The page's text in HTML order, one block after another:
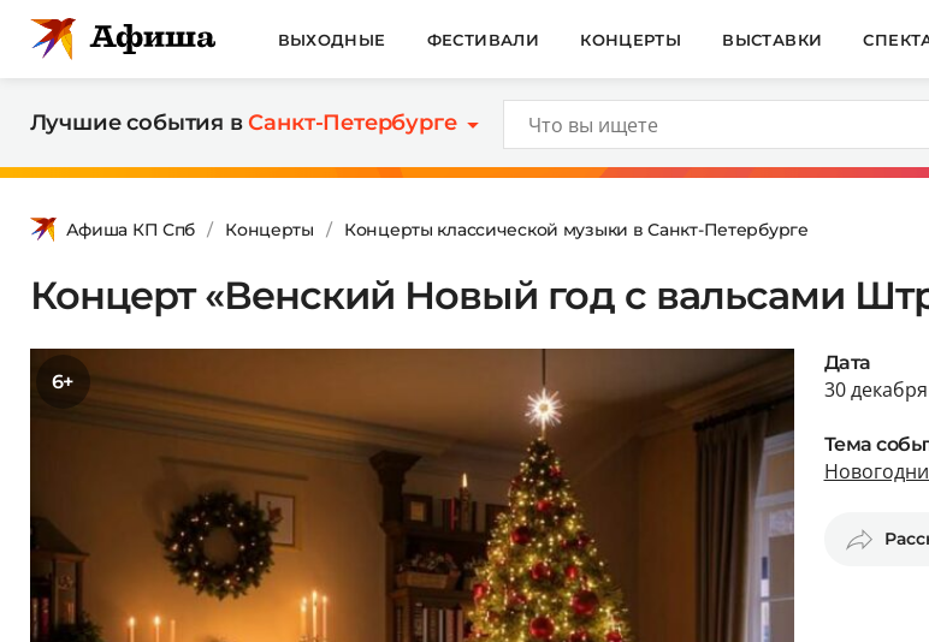
ВЫХОДНЫЕ ФЕСТИВАЛИ КОНЦЕРТЫ ВЫСТАВКИ
Лучшие события вСанкт-Петербурге
Афиша КП Спб Концерты Концерты классической музыки в Санкт-Петербурге
Концерт «Венский Новый год с вальсами
6+
Дата
30
Тема